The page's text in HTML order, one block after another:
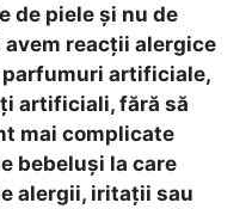
de piele și nu de
reacții alergice
parfumuri artificiale,
artificiali, fără să
mai complicate
bebeluși la care
alergii, iritații sau